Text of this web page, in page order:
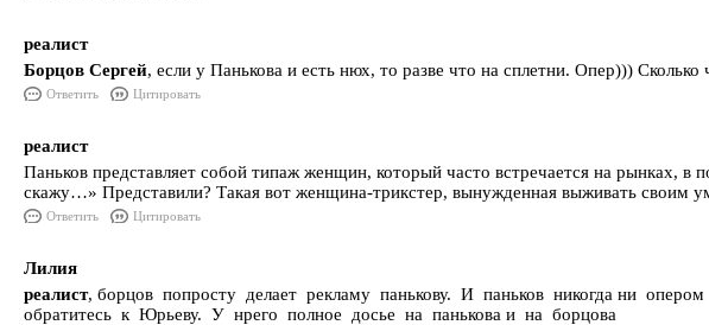
реалист
Борцов Сергей, если у Панькова и есть нюх, то разве что на сплетни. Опер)))
Ответить Цитировать
реалист
Паньков представляет собой типаж женщин, который часто встречается на рынках,
скажу…» Представили? Такая вот женщина-трикстер, вынужденная выживать своим
Ответить Цитировать
Лилия
реалист, борцов попросту делает рекламу панькову. И паньков никогда ни
обратитесь к Юрьеву. У нрего полное досье на панькова и на борцова